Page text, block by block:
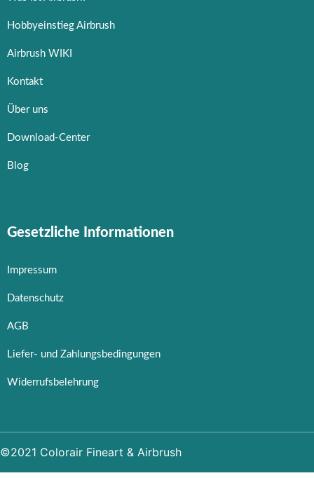
Hobbyeinstieg Airbrush
Airbrush WIKI
Kontakt
Über uns
Download-Center
Blog
Gesetzliche Informationen
Impressum
Datenschutz
AGB
Liefer- und Zahlungsbedingungen
Widerrufsbelehrung
©2021 Colorair Fineart & Airbrush